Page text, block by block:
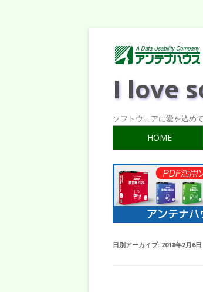
I love
ソフトウェアに愛を込め
HOME
日別アーカイブ: 2018年2月6日